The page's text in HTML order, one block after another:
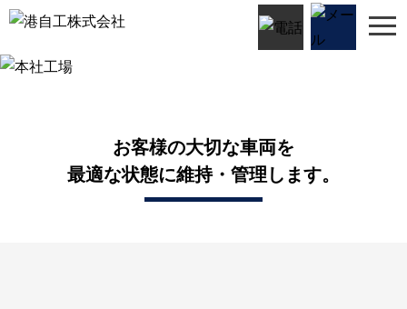
お客様の大切な車両を
最適な状態に維持・管理します。